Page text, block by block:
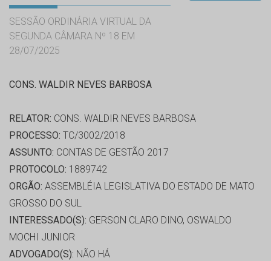
SESSÃO ORDINÁRIA VIRTUAL DA
SEGUNDA CÂMARA Nº 18 EM
28/07/2025
CONS. WALDIR NEVES BARBOSA
RELATOR: CONS. WALDIR NEVES BARBOSA
PROCESSO: TC/3002/2018
ASSUNTO: CONTAS DE GESTÃO 2017
PROTOCOLO: 1889742
ORGÃO: ASSEMBLÉIA LEGISLATIVA DO ESTADO DE MATO
GROSSO DO SUL
INTERESSADO(S): GERSON CLARO DINO, OSWALDO
MOCHI JUNIOR
ADVOGADO(S): NÃO HÁ